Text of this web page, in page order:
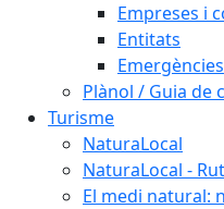
Empreses i
Entitats
Emergències
Plànol / Guia de
Turisme
NaturaLocal
NaturaLocal -
El medi natural: